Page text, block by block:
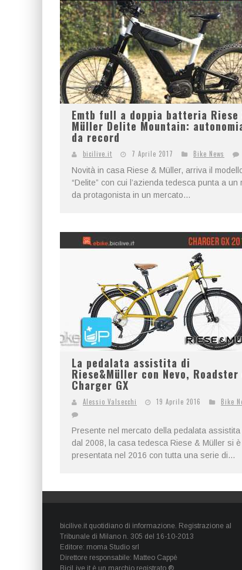
Emtb full a doppia batteria Riese
Müller Delite Mountain:
da record
bicilive.it 7 Aprile 2017
Bike News
Novità in casa Riese & Müller, arriva il
“Delite” con cui l’azienda tedesca punta a un
da protagonista in un mercato...
La pedalata assistita di
Riese&Müller con Nevo, Roadster
Charger GX
Alessio Valsecchi 19 Aprile 2016 Bike
Presente nel mercato della pedalata assistita
dal 2008, la casa tedesca Riese & Müller si è
presentata nel 2016 con tutta una serie di...
bicilive.it quotidiano di informazione. Registrazione al
Tribunale di Milano n. 305 del 16-10-2013
Editore: moma Studio srl
Direttore responsabile: Matteo Cappè
BiciLive.it è un marchio registrato ®